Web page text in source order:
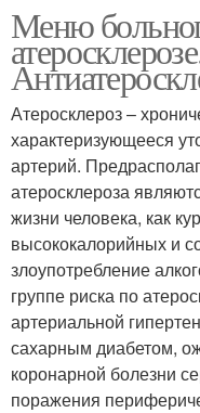
Меню
Атеросклероз –
характеризующееся
артерий.
атеросклероза
жизни человека, как
высококалорийных и
злоупотребление
группе риска по
артериальной
сахарным диабетом,
коронарной болезни
поражения